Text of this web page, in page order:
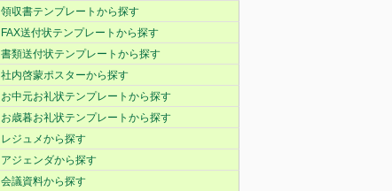
領収書テンプレートから探す
FAX送付状テンプレートから探す
書類送付状テンプレートから探す
社内啓蒙ポスターから探す
お中元お礼状テンプレートから探す
お歳暮お礼状テンプレートから探す
レジュメから探す
アジェンダから探す
会議資料から探す